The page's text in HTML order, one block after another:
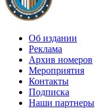
Об издании
Реклама
Архив номеров
Мероприятия
Контакты
Подписка
Наши партнеры